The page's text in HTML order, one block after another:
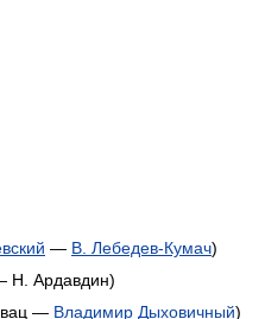
— В. Лебедев-Кумач)
Н. Ардавдин)
— Владимир Дыховичный)